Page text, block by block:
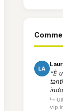
LA
“È
↳
vip